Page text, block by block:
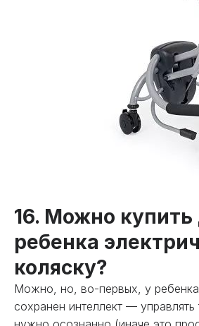
16. Можно купить
ребенка
коляску?
Можно, но, во-первых, у
сохранен интеллект — управлять